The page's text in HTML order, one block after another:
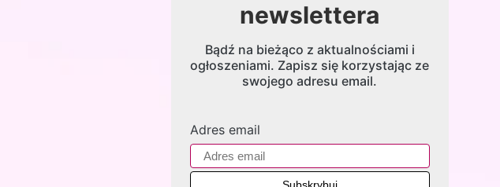
newslettera
Bądź na bieżąco z aktualnościami i
ogłoszeniami. Zapisz się korzystając ze
swojego adresu email.
Adres email